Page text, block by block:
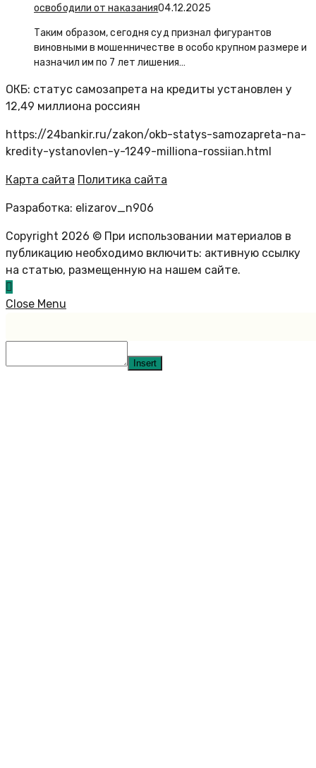
освободили от наказания04.12.2025
Таким образом, сегодня суд признал фигурантов
виновными в мошенничестве в особо крупном размере и
назначил им по 7 лет лишения…
ОКБ: статус самозапрета на кредиты установлен у
12,49 миллиона россиян
https://24bankir.ru/zakon/okb-statys-samozapreta-na-
kredity-ystanovlen-y-1249-milliona-rossiian.html
Карта сайта Политика сайта
Разработка: elizarov_n906
Copyright 2026 © При использовании материалов в
публикацию необходимо включить: активную ссылку
на статью, размещенную на нашем сайте.
Close Menu
Insert